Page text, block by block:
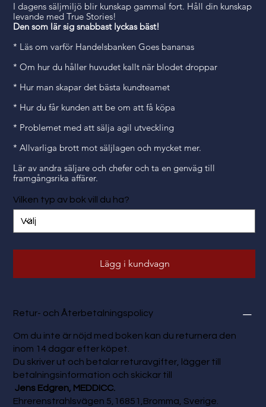
I dagens säljmiljö blir kunskap gammal fort. Håll din kunskap
levande med True Stories!
Den som lär sig snabbast lyckas bäst!
* Läs om varför Handelsbanken Goes bananas
* Om hur du håller huvudet kallt när blodet droppar
* Hur man skapar det bästa kundteamet
* Hur du får kunden att be om att få köpa
* Problemet med att sälja agil utveckling
* Allvarliga brott mot säljlagen och mycket mer.
Lär av andra säljare och chefer och ta en genväg till
framgångsrika affärer.
Vilken typ av bok vill du ha?
Lägg i kundvagn
Retur- och Återbetalningspolicy
Om du inte är nöjd med boken kan du returnera den
inom 14 dagar efter köpet.
Du skriver ut och betalar returavgifter, lägger till
betalningsinformation och skickar till
Jens Edgren, MEDDICC.
Ehrerenstrahlsvägen 5,16851,Bromma, Sverige.